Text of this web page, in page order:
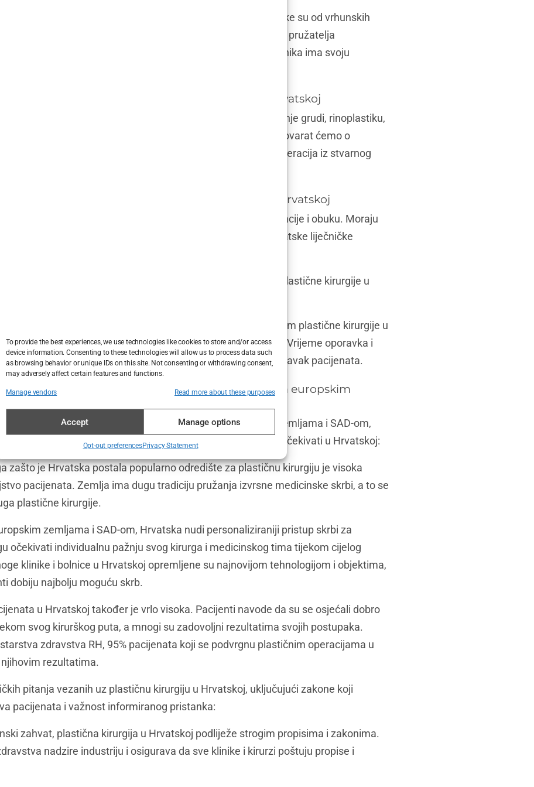
To provide the best experiences, we use technologies like cookies to store and/or access
device information. Consenting to these technologies will allow us to process data such
as browsing behavior or unique IDs on this site. Not consenting or withdrawing consent,
may adversely affect certain features and functions.
Manage vendors Read more about these purposes
Accept Manage options
Opt-out preferencesPrivacy Statement
Bagatin, Glumičić Medical Group i Poliklinika Maletić neke su od vrhunskih
za različite vrste estetske kirurgije. Imaju reputaciju pružatelja
iskusne kirurge koji izvode uspješne operacije. Svaka klinika ima svoju
i priče o uspjehu, koje ćemo detaljno obraditi.
zahvata plastične kirurgije koji su popularni u Hrvatskoj
nekoliko vrsta zahvata plastične kirurgije, uključujući povećanje grudi, rinoplastiku,
Svaka vrsta postupka ima svoje prednosti i rizike. Razgovarat ćemo o
njihovim prednostima, rizicima i dati primjere uspješnih operacija iz stvarnog
i obuci koju moraju imati plastični kirurzi u Hrvatskoj
kirurgijom u Hrvatskoj, kirurzi moraju imati posebne kvalifikacije i obuku. Moraju
studij, specijalistički tečaj plastične kirurgije te certifikat Hrvatske liječničke
o važnosti akreditacije i regulacije u industriji.
postoperativne njege koju pacijenti mogu očekivati tijekom plastične kirurgije u
visokokvalitetnu prijeoperativnu i postoperativnu njegu tijekom plastične kirurgije u
proces je temeljit, a operaciju izvode iskusni kirurzi. Vrijeme oporavka i
su dobro organizirani i osiguravaju nesmetan i uspješan oporavak pacijenata.
skrbi i zadovoljstva pacijenata u Hrvatskoj s drugim europskim
i zadovoljstva pacijenata u Hrvatskoj s drugim europskim zemljama i SAD-om,
zdravstvene zaštite i korisničke usluge koje pacijenti mogu očekivati u Hrvatskoj:
zašto je Hrvatska postala popularno odredište za plastičnu kirurgiju je visoka
pacijenata. Zemlja ima dugu tradiciju pružanja izvrsne medicinske skrbi, a to se
plastične kirurgije.
zemljama i SAD-om, Hrvatska nudi personaliziraniji pristup skrbi za
očekivati individualnu pažnju svog kirurga i medicinskog tima tijekom cijelog
klinike i bolnice u Hrvatskoj opremljene su najnovijom tehnologijom i objektima,
dobiju najbolju moguću skrb.
u Hrvatskoj također je vrlo visoka. Pacijenti navode da su se osjećali dobro
svog kirurškog puta, a mnogi su zadovoljni rezultatima svojih postupaka.
zdravstva RH, 95% pacijenata koji se podvrgnu plastičnim operacijama u
rezultatima.
pitanja vezanih uz plastičnu kirurgiju u Hrvatskoj, uključujući zakone koji
pacijenata i važnost informiranog pristanka:
zahvat, plastična kirurgija u Hrvatskoj podliježe strogim propisima i zakonima.
nadzire industriju i osigurava da sve klinike i kirurzi poštuju propise i